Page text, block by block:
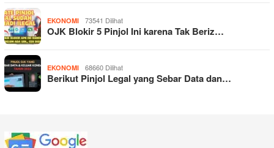
EKONOMI 73541 Dilihat
OJK Blokir 5 Pinjol Ini karena Tak Beriz…
EKONOMI 68660 Dilihat
Berikut Pinjol Legal yang Sebar Data dan…